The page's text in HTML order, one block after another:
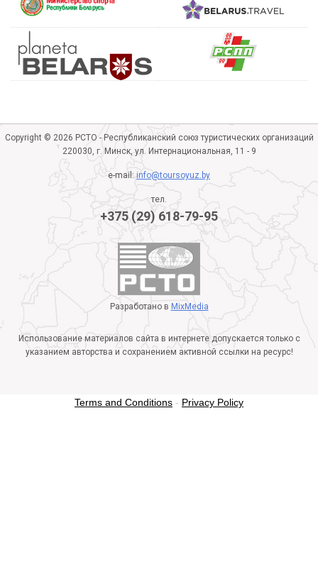
Copyright © 2026 РСТО - Республиканский союз туристических организаций
220030, г. Минск, ул. Интернациональная, 11 - 9
e-mail:info@toursoyuz.by
тел.
+375 (29) 618-79-95
Разработано в MixMedia
Использование материалов сайта в интернете допускается только с
указанием авторства и сохранением активной ссылки на ресурс!
Terms and Conditions - Privacy Policy